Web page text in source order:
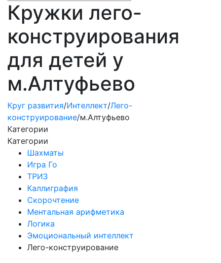
Кружки лего-
конструирования
для детей у
м.Алтуфьево
Круг развития/Интеллект/Лего-
конструирование/м.Алтуфьево
Категории
Категории
Шахматы
Игра Го
ТРИЗ
Каллиграфия
Скорочтение
Ментальная арифметика
Логика
Эмоциональный интеллект
Лего-конструирование